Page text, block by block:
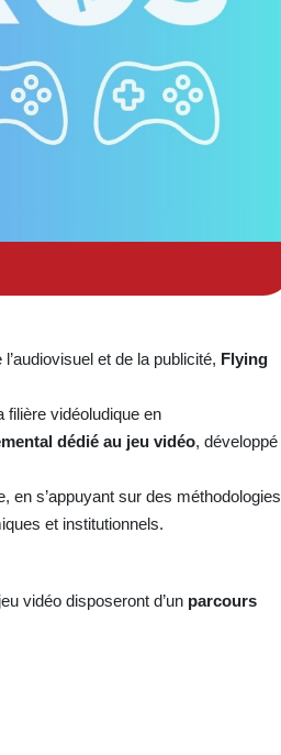
et de la publicité, Flying
filière vidéoludique en
dédié au jeu vidéo, développé
en s’appuyant sur des méthodologies
et institutionnels.
vidéo disposeront d’un parcours